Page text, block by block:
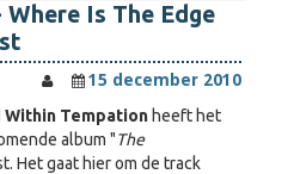
Is The Edge
15 december 2010
Within Tempation heeft het
album "The
Het gaat hier om de track